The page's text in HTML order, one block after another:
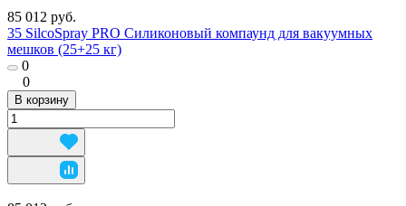
85 012 руб.
35 SilcoSpray PRO Силиконовый компаунд для вакуумных
мешков (25+25 кг)
0
0
В корзину